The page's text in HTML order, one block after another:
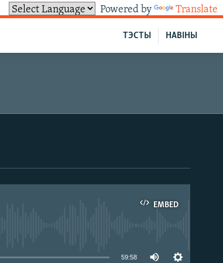
Powered by Translate
НАВІНЫ
ТЭСТЫ
EMBED
59:58